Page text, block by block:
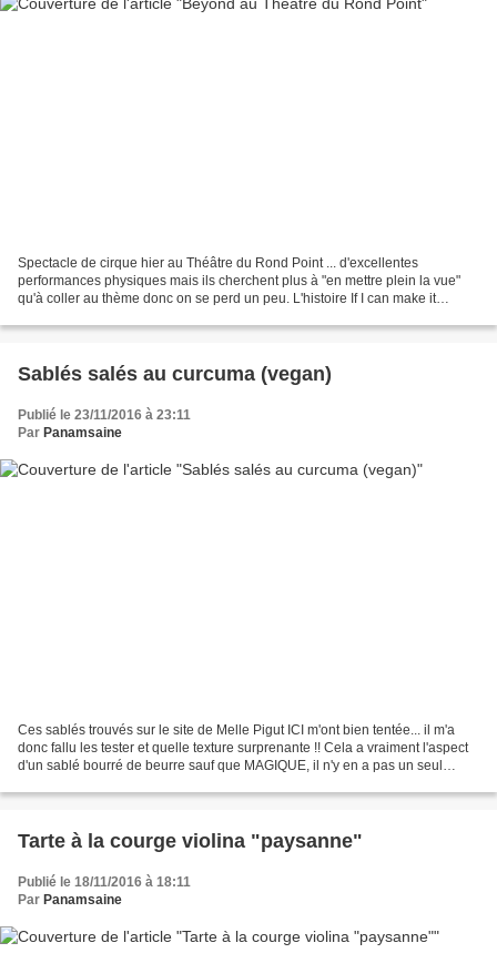
Spectacle de cirque hier au Théâtre du Rond Point ... d'excellentes
performances physiques mais ils cherchent plus à "en mettre plein la vue"
qu'à coller au thème donc on se perd un peu. L'histoire If I can make it
Sablés salés au curcuma (vegan)
Publié le 23/11/2016 à 23:11
Par Panamsaine
Ces sablés trouvés sur le site de Melle Pigut ICI m'ont bien tentée... il m'a
donc fallu les tester et quelle texture surprenante !! Cela a vraiment l'aspect
d'un sablé bourré de beurre sauf que MAGIQUE, il n'y en a pas un seul
Tarte à la courge violina "paysanne"
Publié le 18/11/2016 à 18:11
Par Panamsaine